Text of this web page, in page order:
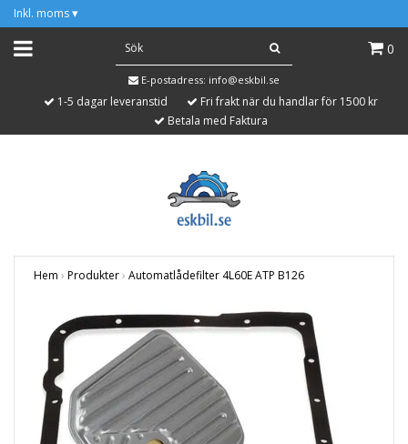
Inkl. moms ▾
0
E-postadress: info@eskbil.se
1-5 dagar leveranstid
Fri frakt när du handlar för 1500 kr
Betala med Faktura
Hem › Produkter› Automatlådefilter 4L60E ATP B126